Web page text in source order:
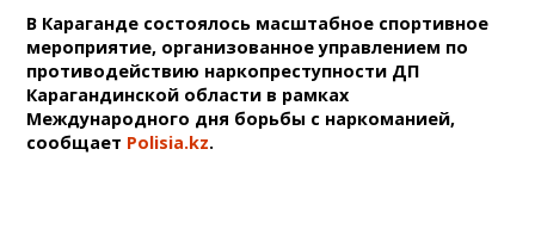
В Караганде состоялось масштабное спортивное
мероприятие, организованное управлением по
противодействию наркопреступности ДП
Карагандинской области в рамках
Международного дня борьбы с наркоманией,
сообщает Polisia.kz.